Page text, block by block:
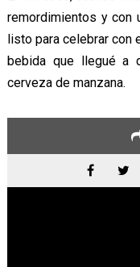
remordimientos y con
listo para celebrar con
bebida que llegué a
cerveza de manzana.